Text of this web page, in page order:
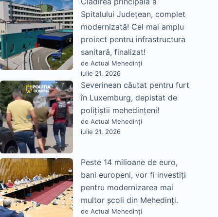
Spitalului Județean, complet
modernizată! Cel mai amplu
proiect pentru infrastructura
sanitară, finalizat!
de Actual Mehedinți
iulie 21, 2026
Severinean căutat pentru furt
în Luxemburg, depistat de
polițiștii mehedințeni!
de Actual Mehedinți
iulie 21, 2026
Peste 14 milioane de euro,
bani europeni, vor fi investiți
pentru modernizarea mai
multor școli din Mehedinți.
de Actual Mehedinți